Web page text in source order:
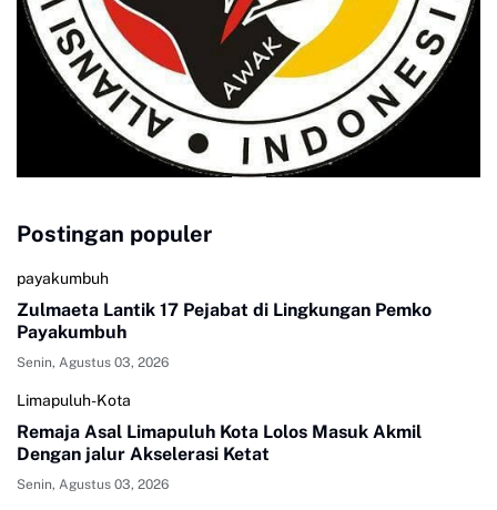
Postingan populer
payakumbuh
Zulmaeta Lantik 17 Pejabat di Lingkungan Pemko
Payakumbuh
Senin, Agustus 03, 2026
Limapuluh-Kota
Remaja Asal Limapuluh Kota Lolos Masuk Akmil
Dengan jalur Akselerasi Ketat
Senin, Agustus 03, 2026